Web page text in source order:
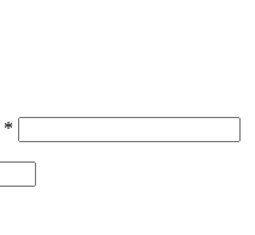
*